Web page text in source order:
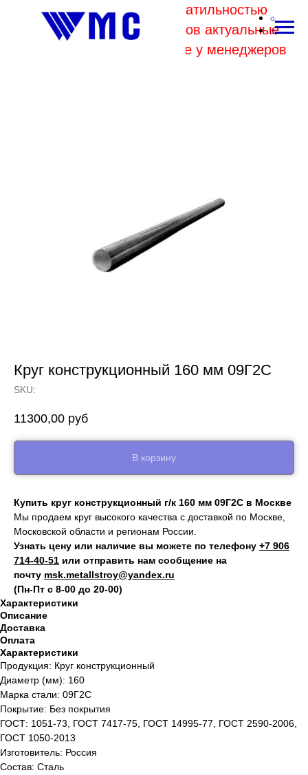
В связи с высокой волатильностью
отпускных цен комбинатов актуальные
цены на металл уточняйте у менеджеров
Круг конструкционный 160 мм 09Г2С
SKU:
11300,00 руб
В корзину
Купить круг конструкционный г/к 160 мм 09Г2С в Москве
Мы продаем круг высокого качества с доставкой по Москве,
Московской области и регионам России.
Узнать цену или наличие вы можете по телефону +7 906
714‑40-51 или отправить нам сообщение на
почту msk.metallstroy@yandex.ru
(Пн-Пт с 8-00 до 20-00)
Характеристики
Описание
Доставка
Оплата
Характеристики
Продукция: Круг конструкционный
Диаметр (мм): 160
Марка стали: 09Г2С
Покрытие: Без покрытия
ГОСТ: 1051-73, ГОСТ 7417-75, ГОСТ 14995-77, ГОСТ 2590-2006,
ГОСТ 1050-2013
Изготовитель: Россия
Состав: Сталь